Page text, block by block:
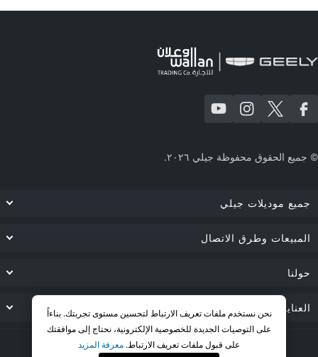
نحن نستخدم ملفات تعريف الارتباط لتحسين مستوى تجربتك. بناءاً
على التوصيات الجديدة للخصوصية الإلكترونية، نحتاج إلى موافقتك
على قبول ملفات تعريف الارتباط. معرفة المزيد
© جميع الحقوق محفوظة جيلي ٢٠٢٦.
جميع موديلات جيلي
المبيعات وطرق الاتصال
حولنا
العناية بالعميل